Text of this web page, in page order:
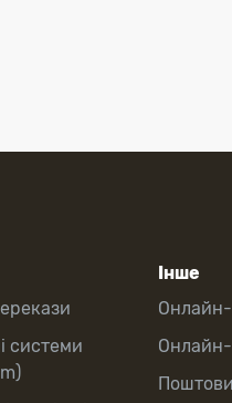
системи
Інше
Онлайн-